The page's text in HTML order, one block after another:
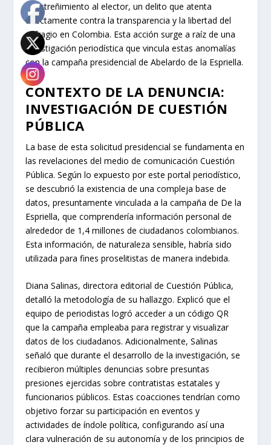
constreñimiento al elector, un delito que atenta
directamente contra la transparencia y la libertad del
sufragio en Colombia. Esta acción surge a raíz de una
investigación periodística que vincula estas anomalías
con la campaña presidencial de Abelardo de la Espriella.
CONTEXTO DE LA DENUNCIA:
INVESTIGACIÓN DE CUESTIÓN
PÚBLICA
La base de esta solicitud presidencial se fundamenta en
las revelaciones del medio de comunicación Cuestión
Pública. Según lo expuesto por este portal periodístico,
se descubrió la existencia de una compleja base de
datos, presuntamente vinculada a la campaña de De la
Espriella, que comprendería información personal de
alrededor de 1,4 millones de ciudadanos colombianos.
Esta información, de naturaleza sensible, habría sido
utilizada para fines proselitistas de manera indebida.
Diana Salinas, directora editorial de Cuestión Pública,
detalló la metodología de su hallazgo. Explicó que el
equipo de periodistas logró acceder a un código QR
que la campaña empleaba para registrar y visualizar
datos de los ciudadanos. Adicionalmente, Salinas
señaló que durante el desarrollo de la investigación, se
recibieron múltiples denuncias sobre presuntas
presiones ejercidas sobre contratistas estatales y
funcionarios públicos. Estas coacciones tendrían como
objetivo forzar su participación en eventos y
actividades de índole política, configurando así una
clara vulneración de su autonomía y de los principios de